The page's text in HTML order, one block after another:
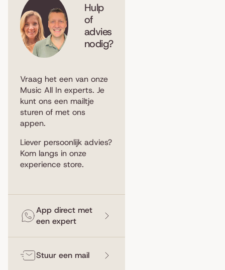
Hulp
of
advies
nodig?
Vraag het een van onze
Music All In experts. Je
kunt ons een mailtje
sturen of met ons
appen.
Liever persoonlijk advies?
Kom langs in onze
experience store.
App direct met
een expert
Stuur een mail